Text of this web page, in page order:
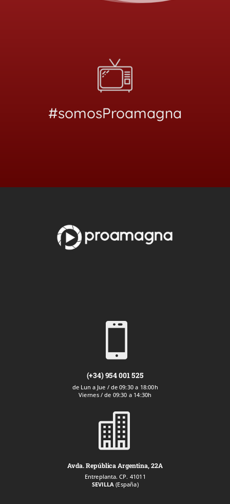
#somosProamagna

(+34) 954 001 525
de Lun a Jue / de 09:30 a 18:00h
Viernes / de 09:30 a 14:30h

Avda. República Argentina, 22A
Entreplanta. CP. 41011
SEVILLA (España)